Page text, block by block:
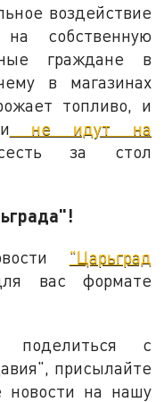
воздействие
собственную
граждане в
в магазинах
топливо, и
не идут на
за стол
"Царьград
вас формате
с
присылайте
новости на нашу